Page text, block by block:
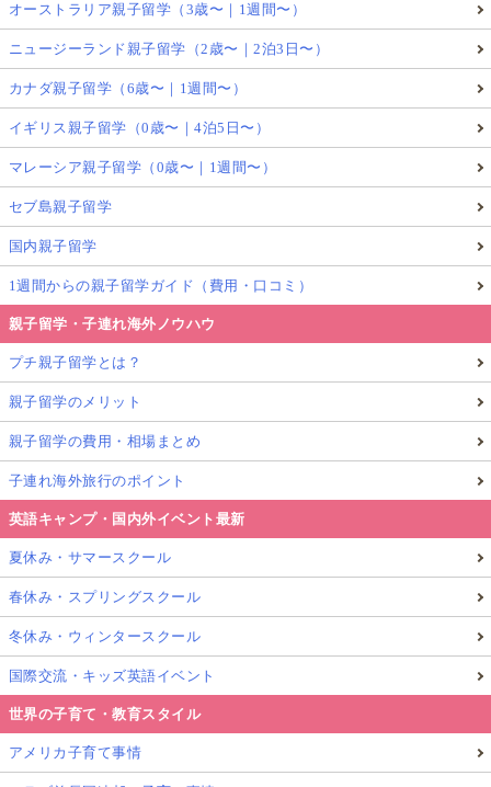
オーストラリア親子留学（3歳〜｜1週間〜）
ニュージーランド親子留学（2歳〜｜2泊3日〜）
カナダ親子留学（6歳〜｜1週間〜）
イギリス親子留学（0歳〜｜4泊5日〜）
マレーシア親子留学（0歳〜｜1週間〜）
セブ島親子留学
国内親子留学
1週間からの親子留学ガイド（費用・口コミ）
親子留学・子連れ海外ノウハウ
プチ親子留学とは？
親子留学のメリット
親子留学の費用・相場まとめ
子連れ海外旅行のポイント
英語キャンプ・国内外イベント最新
夏休み・サマースクール
春休み・スプリングスクール
冬休み・ウィンタースクール
国際交流・キッズ英語イベント
世界の子育て・教育スタイル
アメリカ子育て事情